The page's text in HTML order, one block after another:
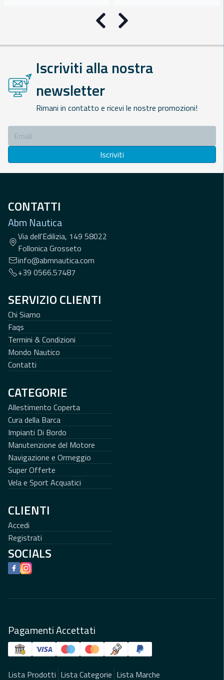
Precedente
Successivo
Iscriviti alla nostra
newsletter
Rimani in contatto e ricevi le nostre promozioni!
Iscriviti
CONTATTI
Abm Nautica
Via dell'Edilizia, 149 58022
Follonica Grosseto
info@abmnautica.com
+39 0566.57487
SERVIZIO CLIENTI
Chi Siamo
Faqs
Termini & Condizioni
Mondo Nautico
Contatti
CATEGORIE
Allestimento Coperta
Cura della Barca
Impianti Di Bordo
Manutenzione del Motore
Navigazione e Ormeggio
Super Offerte
Vela e Sport Acquatici
CLIENTI
Accedi
Registrati
SOCIALS
Facebook
Instagram
Pagamenti Accettati
Lista Prodotti Lista Categorie Lista Marche